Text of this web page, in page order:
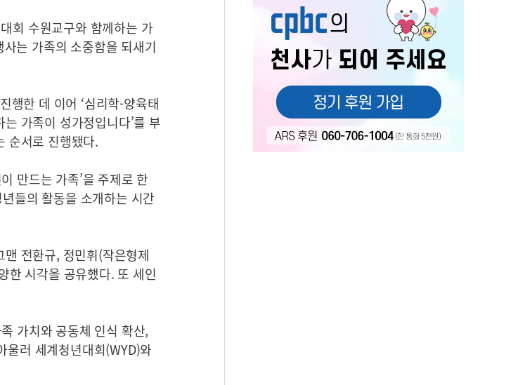
회 수원교구와 함께하는 가
는 가족의 소중함을 되새기
행한 데 이어 ‘심리학-양육태
가족이 성가정입니다’를 부
순서로 진행됐다.
만드는 가족’을 주제로 한
들의 활동을 소개하는 시간
전환규, 정민휘(작은형제
한 시각을 공유했다. 또 세인
가치와 공동체 인식 확산,
울러 세계청년대회(WYD)와